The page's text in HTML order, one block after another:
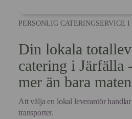
PERSONLIG CATERINGSERVICE
Din lokala
catering i Järfälla
mer än bara maten
Att välja en lokal leverantör
transporter.